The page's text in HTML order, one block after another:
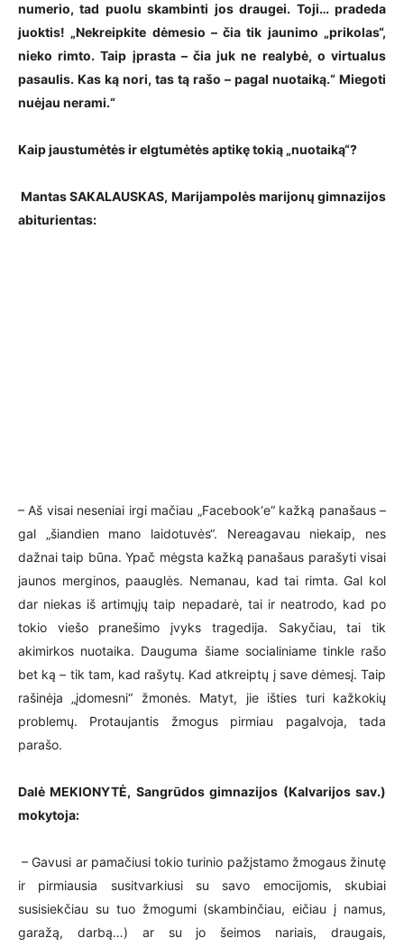
numerio, tad puolu skambinti jos draugei. Toji… pradeda
juoktis! „Nekreipkite dėmesio – čia tik jaunimo „prikolas“,
nieko rimto. Taip įprasta – čia juk ne realybė, o virtualus
pasaulis. Kas ką nori, tas tą rašo – pagal nuotaiką.“ Miegoti
nuėjau nerami.“
Kaip jaustumėtės ir elgtumėtės aptikę tokią „nuotaiką“?
Mantas SAKALAUSKAS, Marijampolės marijonų gimnazijos
abiturientas:
– Aš visai neseniai irgi mačiau „Facebook‘e“ kažką panašaus –
gal „šiandien mano laidotuvės“. Nereagavau niekaip, nes
dažnai taip būna. Ypač mėgsta kažką panašaus parašyti visai
jaunos merginos, paauglės. Nemanau, kad tai rimta. Gal kol
dar niekas iš artimųjų taip nepadarė, tai ir neatrodo, kad po
tokio viešo pranešimo įvyks tragedija. Sakyčiau, tai tik
akimirkos nuotaika. Dauguma šiame socialiniame tinkle rašo
bet ką – tik tam, kad rašytų. Kad atkreiptų į save dėmesį. Taip
rašinėja „įdomesni“ žmonės. Matyt, jie išties turi kažkokių
problemų. Protaujantis žmogus pirmiau pagalvoja, tada
parašo.
Dalė MEKIONYTĖ, Sangrūdos gimnazijos (Kalvarijos sav.)
mokytoja:
– Gavusi ar pamačiusi tokio turinio pažįstamo žmogaus žinutę
ir pirmiausia susitvarkiusi su savo emocijomis, skubiai
susisiekčiau su tuo žmogumi (skambinčiau, eičiau į namus,
garažą, darbą…) ar su jo šeimos nariais, draugais,